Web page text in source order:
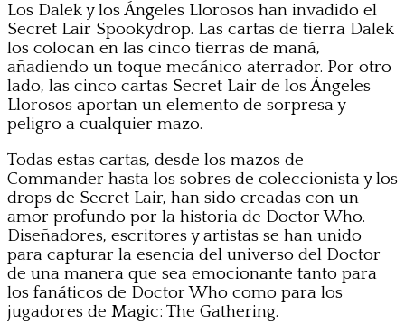
Los Dalek y los Ángeles Llorosos han invadido el
Secret Lair Spookydrop. Las cartas de tierra Dalek
los colocan en las cinco tierras de maná,
añadiendo un toque mecánico aterrador. Por otro
lado, las cinco cartas Secret Lair de los Ángeles
Llorosos aportan un elemento de sorpresa y
peligro a cualquier mazo.
Todas estas cartas, desde los mazos de
Commander hasta los sobres de coleccionista y los
drops de Secret Lair, han sido creadas con un
amor profundo por la historia de Doctor Who.
Diseñadores, escritores y artistas se han unido
para capturar la esencia del universo del Doctor
de una manera que sea emocionante tanto para
los fanáticos de Doctor Who como para los
jugadores de Magic: The Gathering.